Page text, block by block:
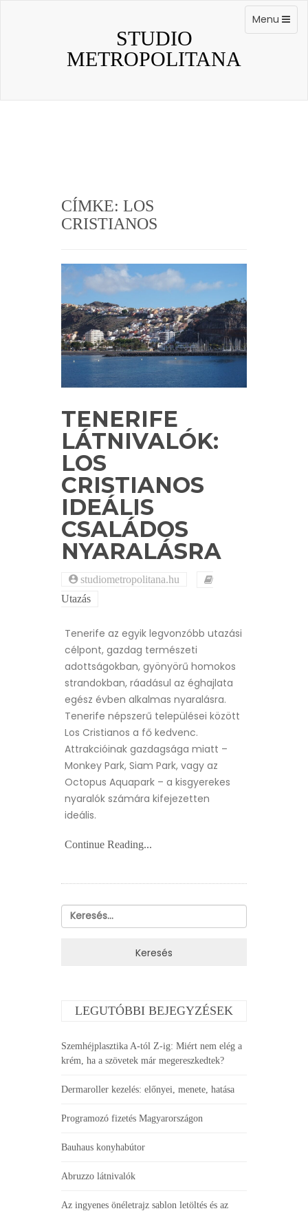
STUDIO
METROPOLITANA
Toggle
navigation
Menu
CÍMKE: LOS
CRISTIANOS
TENERIFE
LÁTNIVALÓK:
LOS
CRISTIANOS
IDEÁLIS
CSALÁDOS
NYARALÁSRA
studiometropolitana.hu
Utazás
Tenerife az egyik legvonzóbb utazási
célpont, gazdag természeti
adottságokban, gyönyörű homokos
strandokban, ráadásul az éghajlata
egész évben alkalmas nyaralásra.
Tenerife népszerű települései között
Los Cristianos a fő kedvenc.
Attrakcióinak gazdagsága miatt –
Monkey Park, Siam Park, vagy az
Octopus Aquapark – a kisgyerekes
nyaralók számára kifejezetten
ideális.
Continue Reading...
Keresés:
LEGUTÓBBI BEJEGYZÉSEK
Szemhéjplasztika A-tól Z-ig: Miért nem elég a
krém, ha a szövetek már megereszkedtek?
Dermaroller kezelés: előnyei, menete, hatása
Programozó fizetés Magyarországon
Bauhaus konyhabútor
Abruzzo látnivalók
Az ingyenes önéletrajz sablon letöltés és az